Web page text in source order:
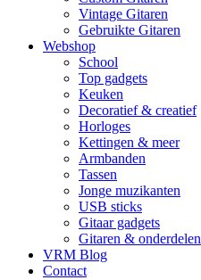
Vintage Gitaren
Gebruikte Gitaren
Webshop
School
Top gadgets
Keuken
Decoratief & creatief
Horloges
Kettingen & meer
Armbanden
Tassen
Jonge muzikanten
USB sticks
Gitaar gadgets
Gitaren & onderdelen
VRM Blog
Contact